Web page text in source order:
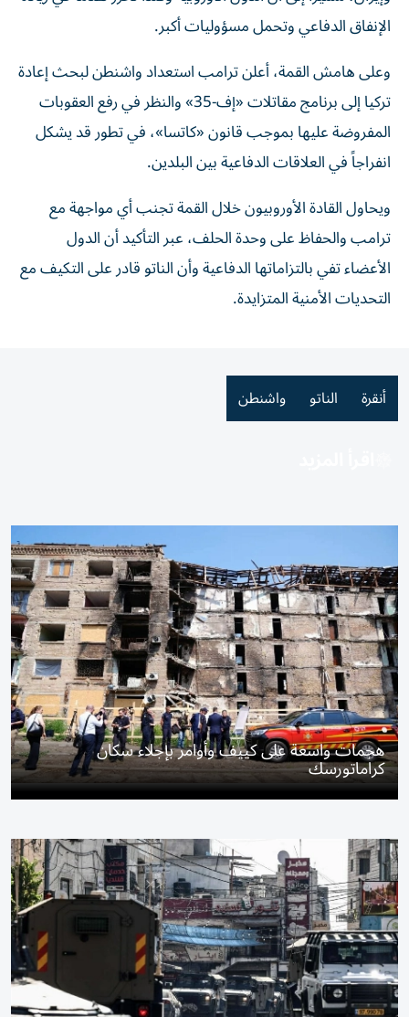
الإنفاق الدفاعي وتحمل مسؤوليات أكبر.
وعلى هامش القمة، أعلن ترامب استعداد واشنطن لبحث إعادة
تركيا إلى برنامج مقاتلات «إف-35» والنظر في رفع العقوبات
المفروضة عليها بموجب قانون «كاتسا»، في تطور قد يشكل
انفراجاً في العلاقات الدفاعية بين البلدين.
ويحاول القادة الأوروبيون خلال القمة تجنب أي مواجهة مع
ترامب والحفاظ على وحدة الحلف، عبر التأكيد أن الدول
الأعضاء تفي بالتزاماتها الدفاعية وأن الناتو قادر على التكيف مع
التحديات الأمنية المتزايدة.
أنقرة الناتو واشنطن
هجمات واسعة على كييف وأوامر بإجلاء سكان
كراماتورسك